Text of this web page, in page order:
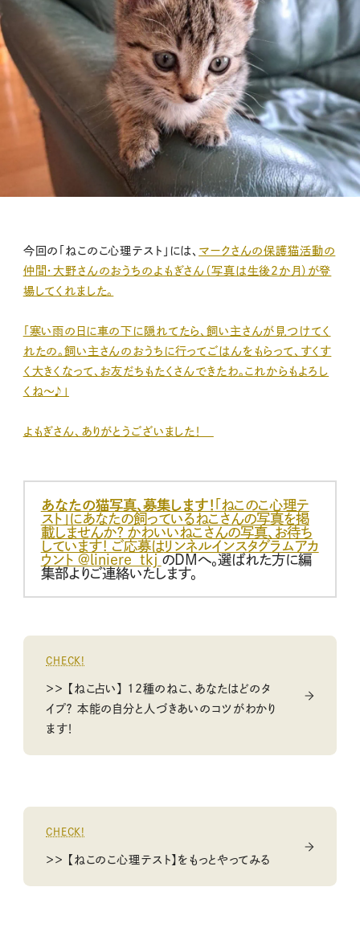
今回の「ねこのこ心理テスト」には、 マークさんの保護猫活動の
仲間・大野さんのおうちのよもぎさん（写真は生後2か月）が登
場してくれました。
「寒い雨の日に車の下に隠れてたら、飼い主さんが見つけてく
れたの。飼い主さんのおうちに行ってごはんをもらって、すくす
く大きくなって、お友だちもたくさんできたわ。これからもよろし
くね～♪」
よもぎさん、ありがとうございました！
あなたの猫写真、募集します！ 「ねこのこ心理テ
スト」にあなたの飼っているねこさんの写真を掲
載しませんか？ かわいいねこさんの写真、お待ち
しています！ ご応募はリンネルインスタグラムアカ
ウント @liniere_tkj のDMへ。選ばれた方に編
集部よりご連絡いたします。
CHECK!
＞＞ 【ねこ占い】 12種のねこ、あなたはどのタ
イプ？ 本能の自分と人づきあいのコツがわかり
ます！
CHECK!
＞＞ 【ねこのこ心理テスト】をもっとやってみる